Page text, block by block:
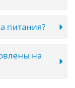
питания?
на